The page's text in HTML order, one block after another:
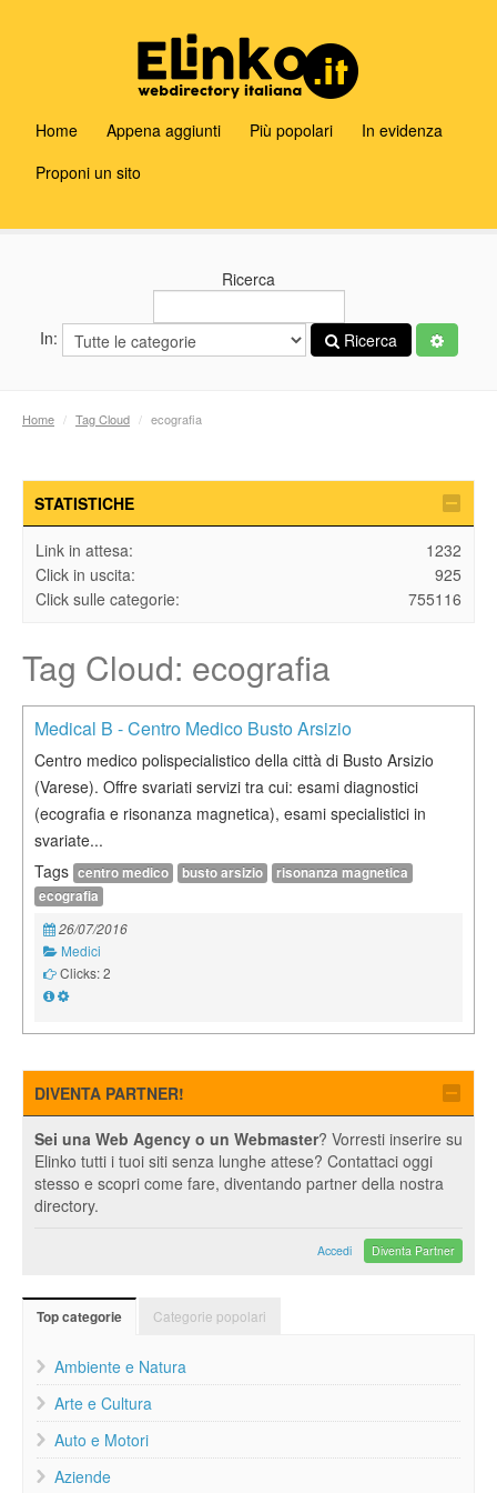
Home Appena aggiunti Più popolari
In evidenza
Proponi un sito
Ricerca
In: Ricerca
Home / Tag Cloud / ecografia
STATISTICHE
Link in attesa:
1232
Click in uscita:
925
Click sulle categorie:
755116
Tag Cloud: ecografia
Medical B - Centro Medico Busto Arsizio
Centro medico polispecialistico della città di Busto Arsizio
(Varese). Offre svariati servizi tra cui: esami diagnostici
(ecografia e risonanza magnetica), esami specialistici in
svariate...
Tags centro medico busto arsizio
risonanza magnetica
ecografia
26/07/2016
Medici
Clicks: 2
DIVENTA PARTNER!
Sei una Web Agency o un Webmaster? Vorresti inserire su
Elinko tutti i tuoi siti senza lunghe attese? Contattaci oggi
stesso e scopri come fare, diventando partner della nostra
directory.
Accedi Diventa Partner
Top categorie Categorie popolari
Ambiente e Natura
Arte e Cultura
Auto e Motori
Aziende